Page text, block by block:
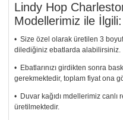
Lindy Hop
Modellerimiz ile İlgili:
• Size özel olarak üretilen 3
dilediğiniz ebatlarda alabilirsiniz.
• Ebatlarınızı girdikten sonra
gerekmektedir, toplam fiyat ona
• Duvar kağıdı mdellerimiz
üretilmektedir.